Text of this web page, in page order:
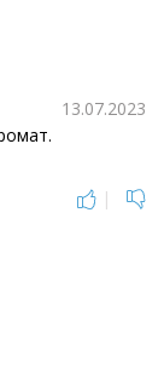
13.07.2023
|